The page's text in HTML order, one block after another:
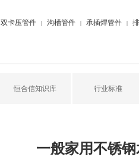
双卡压管件 | 沟槽管件 | 承插焊管件 |
恒合信知识库 行业标准
一般家用不锈